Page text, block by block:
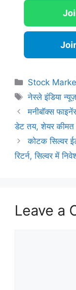
Categories
Stock
Tags
नेस्ले इंडिया न्यूज़
मनीबॉक्स
डेट तय, शेयर कीमत
कोटक सिल्वर
रिटर्न, सिल्वर में
Leave a